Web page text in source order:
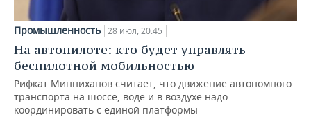
Промышленность 28 июл, 20:45
На автопилоте: кто будет управлять
беспилотной мобильностью
Рифкат Минниханов считает, что движение автономного
транспорта на шоссе, воде и в воздухе надо
координировать с единой платформы